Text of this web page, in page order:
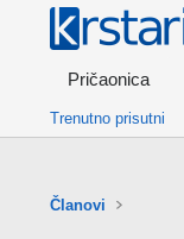
Pričaonica
Trenutno prisutni
Članovi